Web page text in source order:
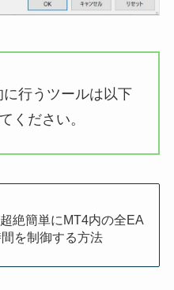
行うツールは以下
ください。
超絶簡単にMT4内の全EA
を制御する方法